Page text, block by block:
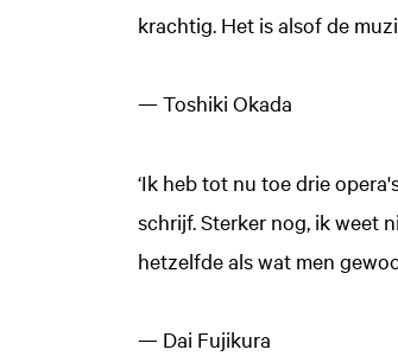
krachtig. Het is alsof de
— Toshiki Okada
‘Ik heb tot nu toe drie
schrijf. Sterker nog, ik weet
hetzelfde als wat men
— Dai Fujikura